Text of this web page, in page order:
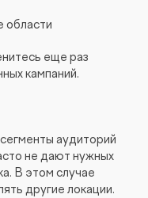
еще раз
кампаний.
аудиторий
не дают нужных
В этом случае
другие локации.